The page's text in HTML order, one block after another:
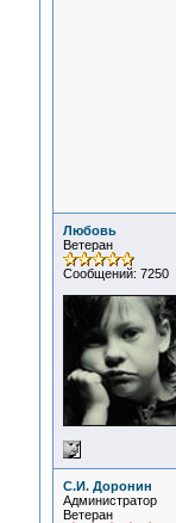
Любовь
Ветеран
Сообщений: 7250
С.И. Доронин
Администратор
Ветеран